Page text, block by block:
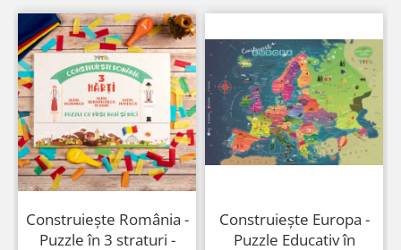
Construiește România -
Puzzle în 3 straturi -
Construiește Europa -
Puzzle Educativ în